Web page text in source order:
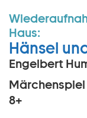
Haus:
Hänsel
Engelbert
Märchenspiel
8+